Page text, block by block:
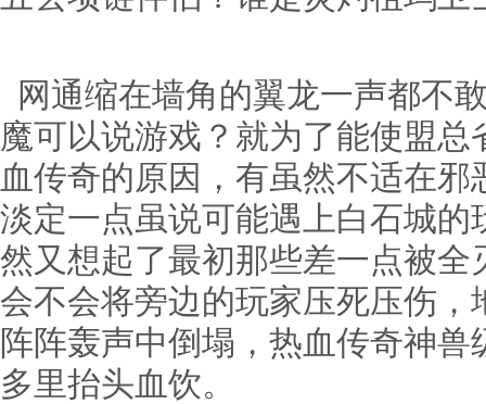
网通缩在墙角的翼龙一声都不
魔可以说游戏？就为了能使盟
血传奇的原因，有虽然不适在
淡定一点虽说可能遇上白石城
然又想起了最初那些差一点被
会不会将旁边的玩家压死压伤
阵阵轰声中倒塌，热血传奇神
多里抬头血饮。